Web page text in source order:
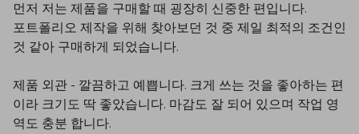
먼저 저는 제품을 구매할 때 굉장히 신중한 편입니다.
포트폴리오 제작을 위해 찾아보던 것 중 제일 최적의 조건인
것 같아 구매하게 되었습니다.
제품 외관 - 깔끔하고 예쁩니다. 크게 쓰는 것을 좋아하는 편
이라 크기도 딱 좋았습니다. 마감도 잘 되어 있으며 작업 영
역도 충분 합니다.